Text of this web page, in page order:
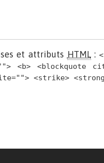
et attributs HTML:
<b> <blockquote
<strike>